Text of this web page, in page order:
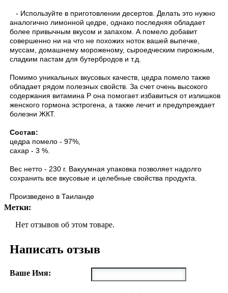
- Используйте в приготовлении десертов. Делать это нужно
аналогично лимонной цедре, однако последняя обладает
более привычным вкусом и запахом. А помело добавит
совершенно ни на что не похожих ноток вашей выпечке,
муссам, домашнему мороженому, сыроедческим пирожным,
сладким пастам для бутербродов и т.д.
Помимо уникальных вкусовых качеств, цедра помело также
обладает рядом полезных свойств. За счет очень высокого
содержания витамина Р она помогает избавиться от излишков
женского гормона эстрогена, а также лечит и предупреждает
болезни ЖКТ.
Состав:
цедра помело - 97%,
сахар - 3 %.
Вес нетто - 230 г. Вакуумная упаковка позволяет надолго
сохранить все вкусовые и целебные свойства продукта.
Произведено в Таиланде
Метки:
Нет отзывов об этом товаре.
Написать отзыв
Ваше Имя: